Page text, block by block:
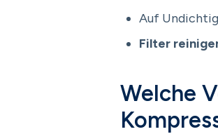
Auf
Filter
Welche